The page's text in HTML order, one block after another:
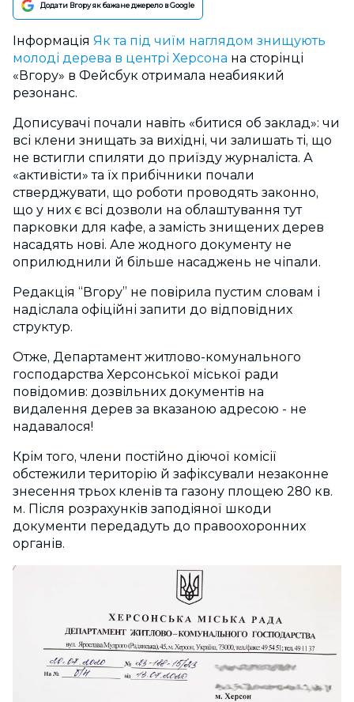
Додати Вгору як бажане джерело в Google
Інформація Як та під чиїм наглядом знищують
молоді дерева в центрі Херсона на сторінці
«Вгору» в Фейсбук отримала неабиякий
резонанс.
Дописувачі почали навіть «битися об заклад»: чи
всі клени знищать за вихідні, чи залишать ті, що
не встигли спиляти до приїзду журналіста. А
«активісти» та їх прибічники почали
стверджувати, що роботи проводять законно,
що у них є всі дозволи на облаштування тут
парковки для кафе, а замість знищених дерев
насадять нові. Але жодного документу не
оприлюднили й більше насаджень не чіпали.
Редакція “Вгору” не повірила пустим словам і
надіслала офіційні запити до відповідних
структур.
Отже, Департамент житлово-комунального
господарства Херсонської міської ради
повідомив: дозвільних документів на
видалення дерев за вказаною адресою - не
надавалося!
Крім того, члени постійно діючої комісії
обстежили територію й зафіксували незаконне
знесення трьох кленів та газону площею 280 кв.
м. Після розрахунків заподіяної шкоди
документи передадуть до правоохоронних
органів.